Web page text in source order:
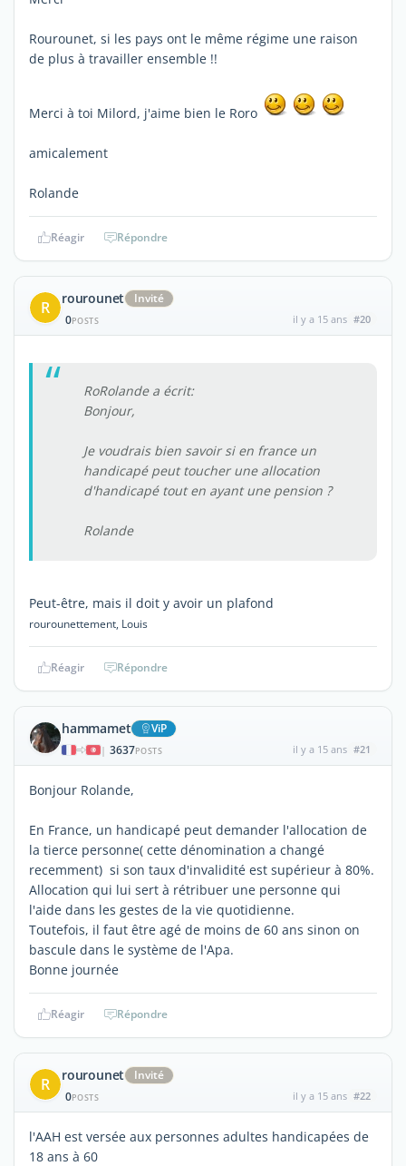
Rourounet, si les pays ont le même régime une raison
de plus à travailler ensemble !!
Merci à toi Milord, j'aime bien le Roro
amicalement
Rolande
Réagir Répondre
R rourounet
Invité
0POSTS il y a 15 ans #20
RoRolande a écrit:
Bonjour,
Je voudrais bien savoir si en france un
handicapé peut toucher une allocation
d'handicapé tout en ayant une pension ?
Rolande
Peut-être, mais il doit y avoir un plafond
rourounettement, Louis
Réagir Répondre
hammamet ViP
| 3637POSTS il y a 15 ans #21
Bonjour Rolande,
En France, un handicapé peut demander l'allocation de
la tierce personne( cette dénomination a changé
recemment) si son taux d'invalidité est supérieur à 80%.
Allocation qui lui sert à rétribuer une personne qui
l'aide dans les gestes de la vie quotidienne.
Toutefois, il faut être agé de moins de 60 ans sinon on
bascule dans le système de l'Apa.
Bonne journée
Réagir Répondre
R rourounet
Invité
0POSTS il y a 15 ans #22
l'AAH est versée aux personnes adultes handicapées de
18 ans à 60